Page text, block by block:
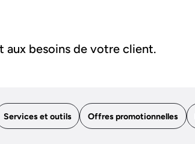
aux besoins de votre client.
Services et outils Offres promotionnelles